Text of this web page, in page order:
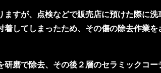
すが、点検などで販売店に預けた際に
してしまったため、その傷の除去作業を
磨で除去、その後２層のセラミックコ